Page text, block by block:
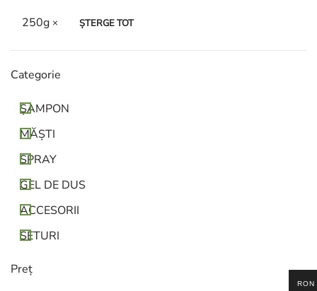
250g ȘTERGE TOT
Сategorie
ȘAMPON
MĂȘTI
SPRAY
GEL DE DUS
ACCESORII
SETURI
Preț
RON